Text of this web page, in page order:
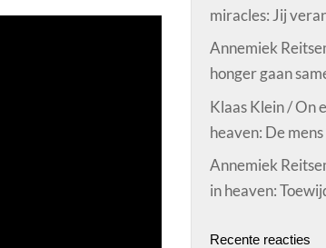
miracles: Jij
Annemiek
honger gaan
Klaas Klein / On
heaven: De
Annemiek
in heaven:
Recente reacties